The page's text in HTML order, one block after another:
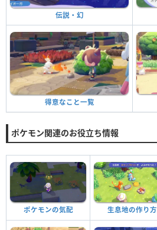
伝説・幻
得意なこと一覧
ポケモン関連のお役立ち情報
ポケモンの気配 生息地の作り方